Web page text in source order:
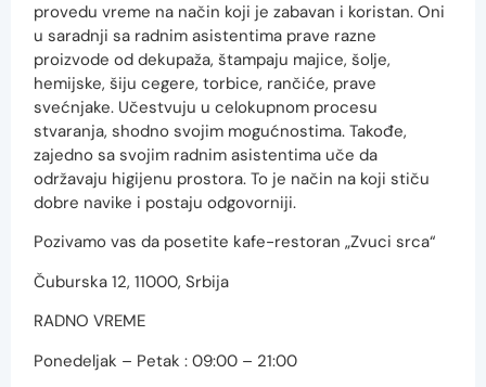
provedu vreme na način koji je zabavan i koristan. Oni
u saradnji sa radnim asistentima prave razne
proizvode od dekupaža, štampaju majice, šolje,
hemijske, šiju cegere, torbice, rančiće, prave
svećnjake. Učestvuju u celokupnom procesu
stvaranja, shodno svojim mogućnostima. Takođe,
zajedno sa svojim radnim asistentima uče da
održavaju higijenu prostora. To je način na koji stiču
dobre navike i postaju odgovorniji.
Pozivamo vas da posetite kafe-restoran „Zvuci srca“
Čuburska 12, 11000, Srbija
RADNO VREME
Ponedeljak – Petak : 09:00 – 21:00